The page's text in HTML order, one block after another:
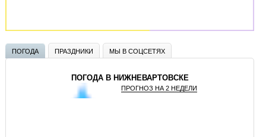
ПОГОДА ПРАЗДНИКИ МЫ В СОЦСЕТЯХ
ПОГОДА В НИЖНЕВАРТОВСКЕ
ПРОГНОЗ НА 2 НЕДЕЛИ